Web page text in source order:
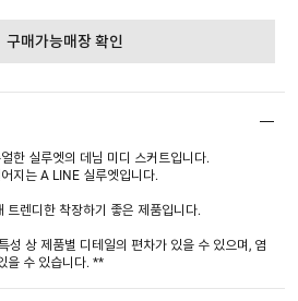
구매가능매장 확인
한 실루엣의 데님 미디 스커트입니다.
지는 A LINE 실루엣입니다.
트렌디한 착장하기 좋은 제품입니다.
성 상 제품별 디테일의 편차가 있을 수 있으며, 염
을 수 있습니다. **